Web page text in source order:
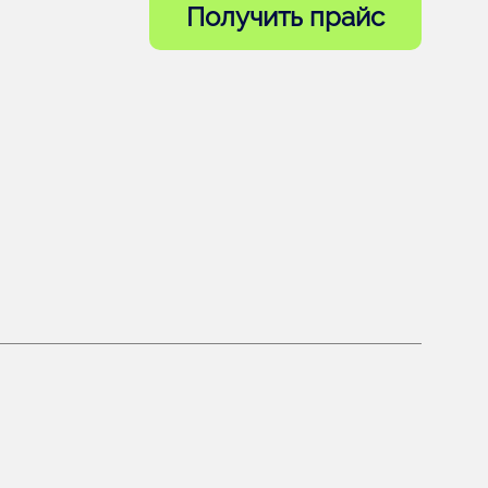
Получить прайс